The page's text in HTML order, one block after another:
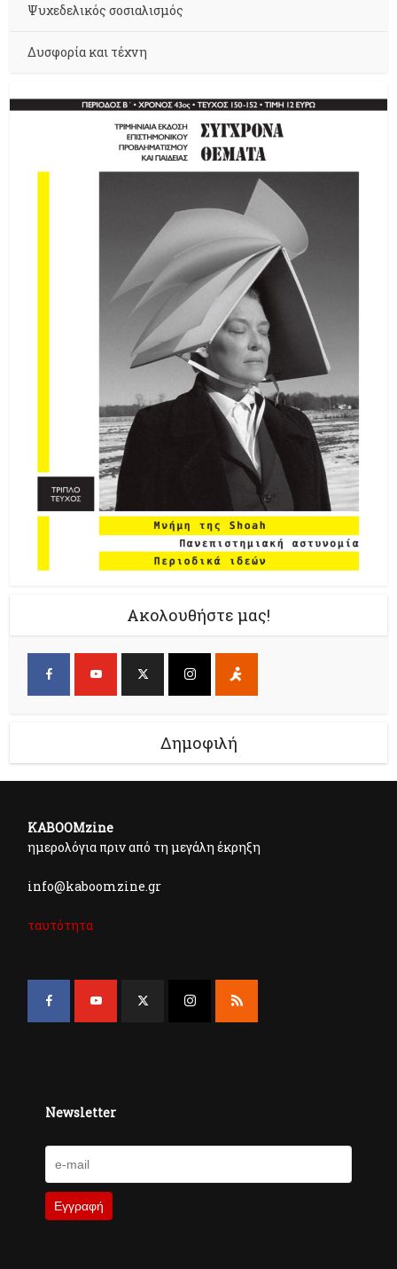
Ψυχεδελικός σοσιαλισμός
Δυσφορία και τέχνη
Ακολουθήστε μας!
Δημοφιλή
KABOOMzine
ημερολόγια πριν από τη μεγάλη έκρηξη
info@kaboomzine.gr
ταυτότητα
Newsletter